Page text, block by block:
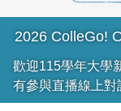
2026 ColleGo!
歡迎115學年大學
有參與直播線上對